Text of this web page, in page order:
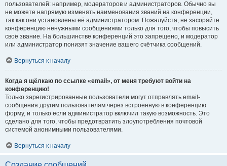
пользователей: например, модераторов и администраторов. Обычно вы
не можете напрямую изменять наименования званий на конференции,
так как они установлены её администратором. Пожалуйста, не засоряйте
конференцию ненужными сообщениями только для того, чтобы повысить
своё звание. На большинстве конференций это запрещено, и модератор
или администратор понизят значение вашего счётчика сообщений.
Вернуться к началу
Когда я щёлкаю по ссылке «email», от меня требуют войти на
конференцию!
Только зарегистрированные пользователи могут отправлять email-
сообщения другим пользователям через встроенную в конференцию
форму, и только если администратор включил такую возможность. Это
сделано для того, чтобы предотвратить злоупотребления почтовой
системой анонимными пользователями.
Вернуться к началу